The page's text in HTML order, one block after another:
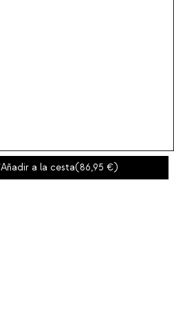
Añadir a la cesta(86,95 )